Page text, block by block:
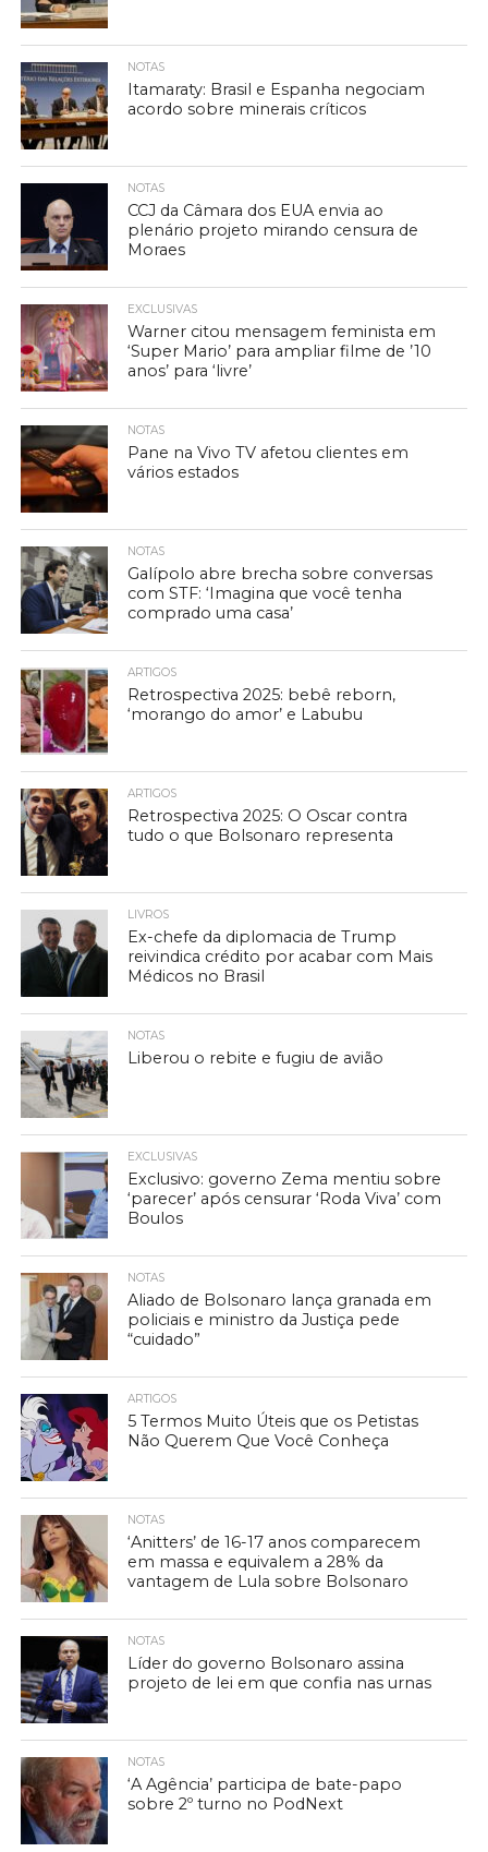
NOTAS
Itamaraty: Brasil e Espanha negociam
acordo sobre minerais críticos
NOTAS
CCJ da Câmara dos EUA envia ao
plenário projeto mirando censura de
Moraes
EXCLUSIVAS
Warner citou mensagem feminista em
‘Super Mario’ para ampliar filme de ’10
anos’ para ‘livre’
NOTAS
Pane na Vivo TV afetou clientes em
vários estados
NOTAS
Galípolo abre brecha sobre conversas
com STF: ‘Imagina que você tenha
comprado uma casa’
ARTIGOS
Retrospectiva 2025: bebê reborn,
‘morango do amor’ e Labubu
ARTIGOS
Retrospectiva 2025: O Oscar contra
tudo o que Bolsonaro representa
LIVROS
Ex-chefe da diplomacia de Trump
reivindica crédito por acabar com Mais
Médicos no Brasil
NOTAS
Liberou o rebite e fugiu de avião
EXCLUSIVAS
Exclusivo: governo Zema mentiu sobre
‘parecer’ após censurar ‘Roda Viva’ com
Boulos
NOTAS
Aliado de Bolsonaro lança granada em
policiais e ministro da Justiça pede
“cuidado”
ARTIGOS
5 Termos Muito Úteis que os Petistas
Não Querem Que Você Conheça
NOTAS
‘Anitters’ de 16-17 anos comparecem
em massa e equivalem a 28% da
vantagem de Lula sobre Bolsonaro
NOTAS
Líder do governo Bolsonaro assina
projeto de lei em que confia nas urnas
NOTAS
‘A Agência’ participa de bate-papo
sobre 2º turno no PodNext